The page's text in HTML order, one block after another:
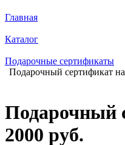
Главная
Каталог
Подарочные сертификаты
Подарочный сертификат
Подарочный
2000 руб.